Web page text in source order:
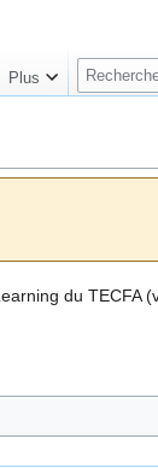
du TECFA
Plus
R
e
e
h
e